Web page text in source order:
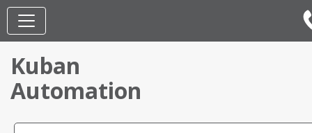
Kuban
Automation